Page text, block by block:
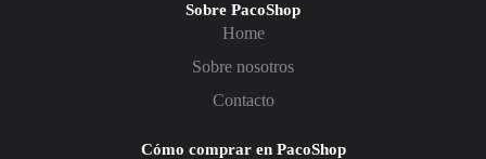
Sobre PacoShop
Home
Sobre nosotros
Contacto
Cómo comprar en PacoShop